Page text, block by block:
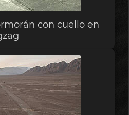
con cuello en